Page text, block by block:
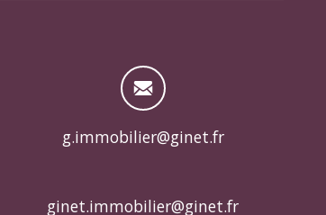
g.immobilier@ginet.fr
ginet.immobilier@ginet.fr